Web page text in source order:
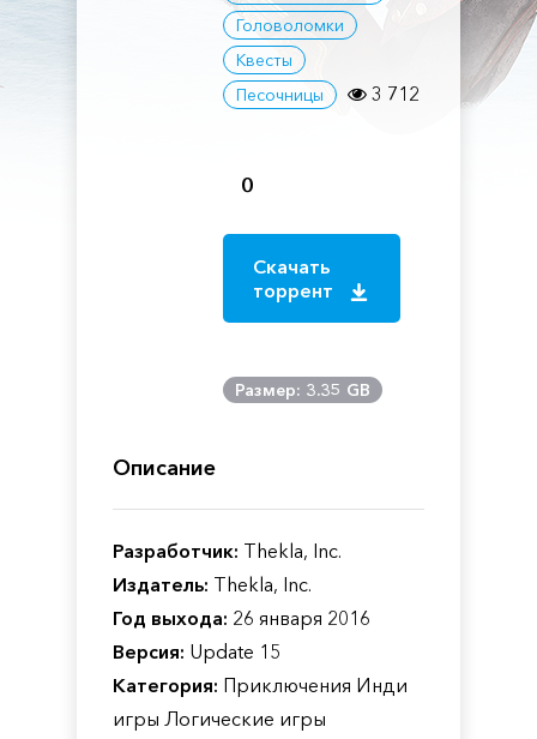
Головоломки
Квесты
Песочницы
3 712
0
Скачать
торрент
Размер: 3.35 GB
Описание
Разработчик: Thekla, Inc.
Издатель: Thekla, Inc.
Год выхода: 26 января 2016
Версия: Update 15
Категория: Приключения Инди
игры Логические игры